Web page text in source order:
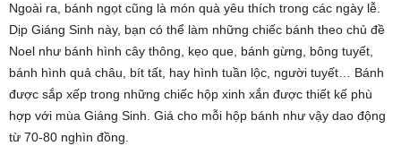
Ngoài ra, bánh ngọt cũng là món quà yêu thích trong các ngày lễ.
Dịp Giáng Sinh này, bạn có thể làm những chiếc bánh theo chủ đề
Noel như bánh hình cây thông, kẹo que, bánh gừng, bông tuyết,
bánh hình quả châu, bít tất, hay hình tuần lộc, người tuyết… Bánh
được sắp xếp trong những chiếc hộp xinh xắn được thiết kế phù
hợp với mùa Giáng Sinh. Giá cho mỗi hộp bánh như vậy dao động
từ 70-80 nghìn đồng.